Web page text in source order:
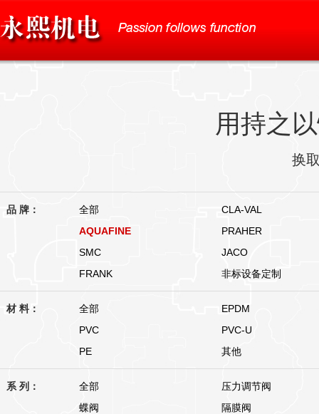
用持之
换
品 牌： 全部
CLA-VAL
AQUAFINE
PRAHER
SMC
JACO
FRANK
非标设备定制
材 料： 全部
EPDM
PVC
PVC-U
PE
其他
系 列： 全部
压力调节阀
蝶阀
隔膜阀